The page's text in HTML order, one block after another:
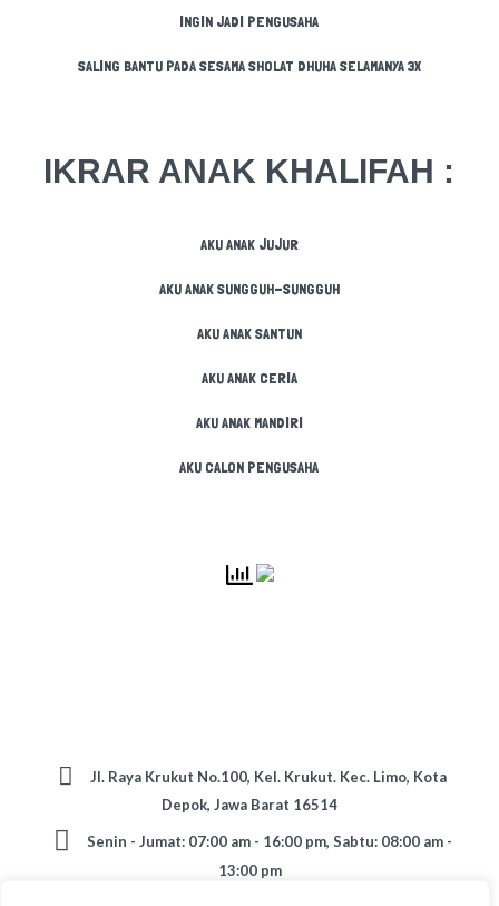
INGIN JADI PENGUSAHA
SALING BANTU PADA SESAMA SHOLAT DHUHA SELAMANYA 3X
IKRAR ANAK KHALIFAH :
AKU ANAK JUJUR
AKU ANAK SUNGGUH-SUNGGUH
AKU ANAK SANTUN
AKU ANAK CERIA
AKU ANAK MANDIRI
AKU CALON PENGUSAHA
Jl. Raya Krukut No.100, Kel. Krukut. Kec. Limo, Kota
Depok, Jawa Barat 16514
Senin - Jumat: 07:00 am - 16:00 pm, Sabtu: 08:00 am -
13:00 pm